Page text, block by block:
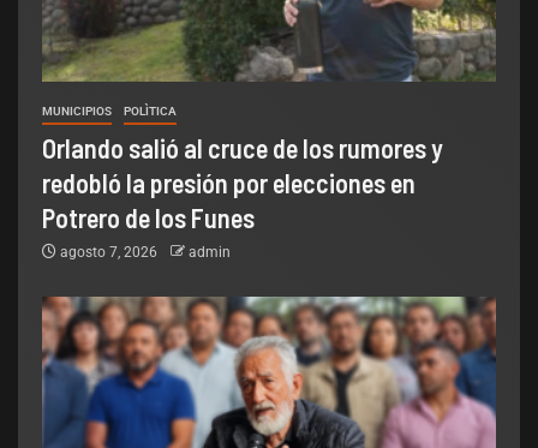
MUNICIPIOS POLÌTICA
Orlando salió al cruce de los rumores y
redobló la presión por elecciones en
Potrero de los Funes
agosto 7, 2026 admin